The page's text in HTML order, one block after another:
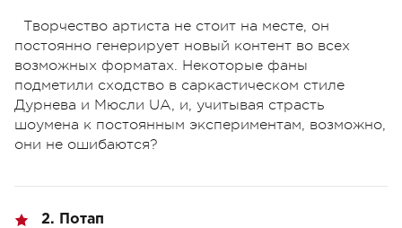
Творчество артиста не стоит на месте, он
постоянно генерирует новый контент во всех
возможных форматах. Некоторые фаны
подметили сходство в саркастическом стиле
Дурнева и Мюсли UA, и, учитывая страсть
шоумена к постоянным экспериментам, возможно,
они не ошибаются?
2. Потап